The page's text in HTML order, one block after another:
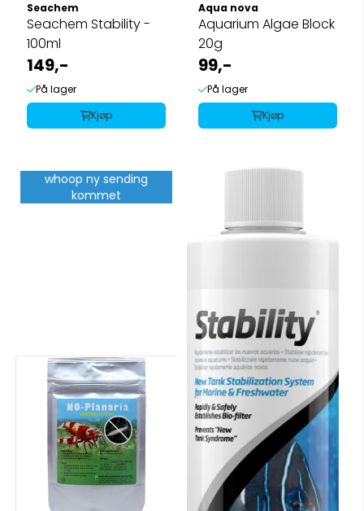
Seachem
Seachem Stability -
100ml
149,-
På lager
Kjøp
Aqua nova
Aquarium Algae Block
20g
99,-
På lager
Kjøp
whoop ny sending
kommet